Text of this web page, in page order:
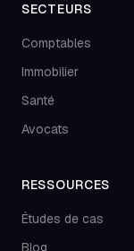
SECTEURS
Comptables
Immobilier
Santé
Avocats
RESSOURCES
Études de cas
Blog